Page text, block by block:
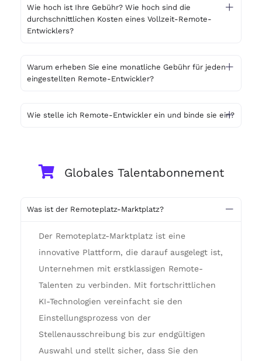
Wie hoch ist Ihre Gebühr? Wie hoch sind die
durchschnittlichen Kosten eines Vollzeit-Remote-
Entwicklers?
Warum erheben Sie eine monatliche Gebühr für jeden
eingestellten Remote-Entwickler?
Wie stelle ich Remote-Entwickler ein und binde sie ein?
Globales Talentabonnement
Was ist der Remoteplatz-Marktplatz?
Der Remoteplatz-Marktplatz ist eine
innovative Plattform, die darauf ausgelegt ist,
Unternehmen mit erstklassigen Remote-
Talenten zu verbinden. Mit fortschrittlichen
KI-Technologien vereinfacht sie den
Einstellungsprozess von der
Stellenausschreibung bis zur endgültigen
Auswahl und stellt sicher, dass Sie den